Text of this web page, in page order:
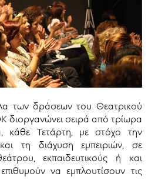
των δράσεων του Θεατρικού
διοργανώνει σειρά από τρίωρα
κάθε Τετάρτη, με στόχο την
τη διάχυση εμπειριών, σε
εκπαιδευτικούς ή και
να εμπλουτίσουν τις